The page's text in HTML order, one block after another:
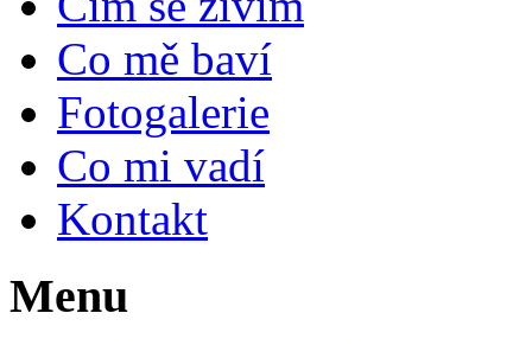
Co mě baví
Fotogalerie
Co mi vadí
Kontakt
Menu